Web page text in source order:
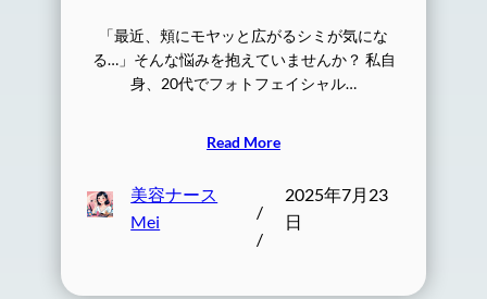
「最近、頬にモヤッと広がるシミが気にな
る…」そんな悩みを抱えていませんか？ 私自
身、20代でフォトフェイシャル…
Read More
美容ナース
Mei
/
/
2025年7月23
日